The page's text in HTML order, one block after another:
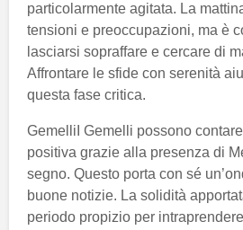
particolarmente agitata. La
tensioni e preoccupazioni, ma è
lasciarsi sopraffare e cercare di
Affrontare le sfide con serenità
questa fase critica.
GemelliI Gemelli possono
positiva grazie alla presenza di
segno. Questo porta con sé
buone notizie. La solidità
periodo propizio per